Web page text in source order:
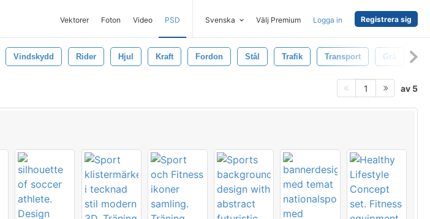
Vektorer Foton Video PSD Svenska Välj Premium Logga in Registrera sig
Vindskydd Rider Hjul Kraft Fordon Stål Trafik Transport Grå
1 av 5